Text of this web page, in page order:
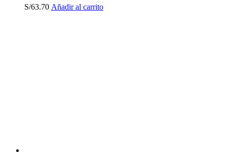
S/63.70 Añadir al carrito